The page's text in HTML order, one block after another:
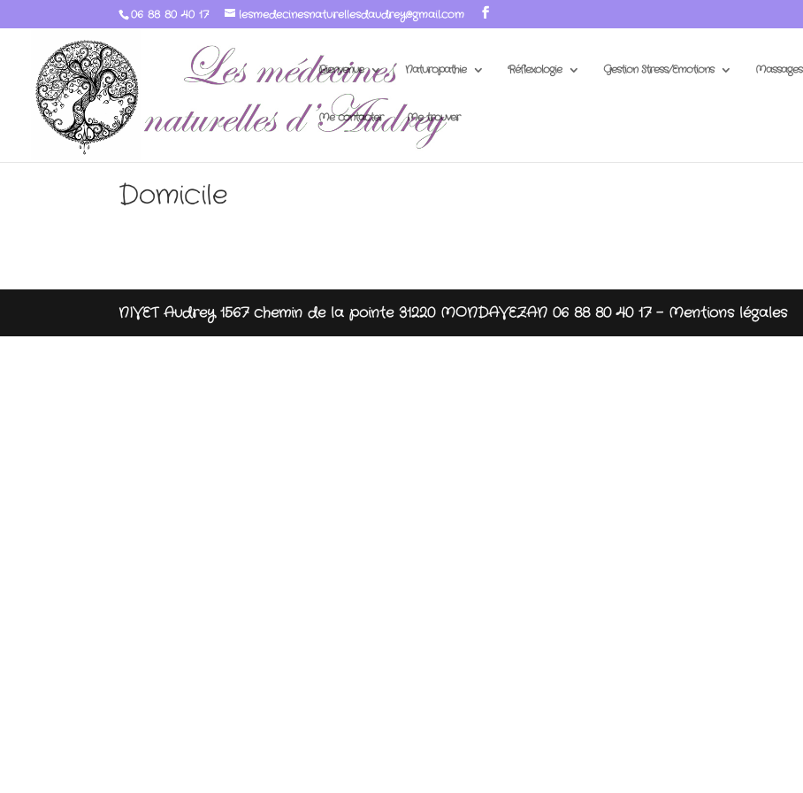
06 88 80 40 17 lesmedecinesnaturellesdaudrey@gmail.com
Bienvenue Naturopathie Réflexologie Gestion Stress/Emotions Massages
Me contacter Me trouver
Domicile
NIVET Audrey 1567 chemin de la pointe 31220 MONDAVEZAN 06 88 80 40 17 - Mentions légales